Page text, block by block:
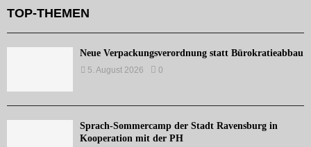
TOP-THEMEN
Neue Verpackungsverordnung statt Bürokratieabbau
5. August 2026 0
Sprach-Sommercamp der Stadt Ravensburg in
Kooperation mit der PH